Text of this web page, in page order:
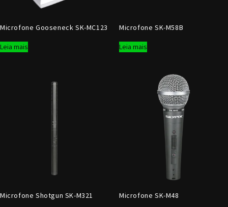
Microfone Gooseneck SK-MC123
Leia mais
Microfone SK-M58B
Leia mais
Microfone Shotgun SK-M321 Microfone SK-M48